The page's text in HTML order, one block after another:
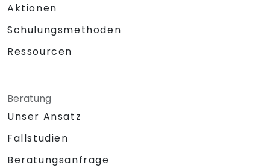
Aktionen
Schulungsmethoden
Ressourcen
Beratung
Unser Ansatz
Fallstudien
Beratungsanfrage